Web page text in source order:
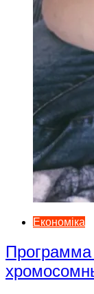
Економіка
Программа